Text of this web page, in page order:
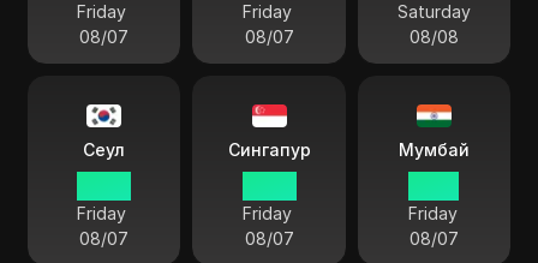
Friday
08/07
Friday
08/07
Saturday
08/08
Сеул
Friday
08/07
Сингапур
Friday
08/07
Мумбай
Friday
08/07